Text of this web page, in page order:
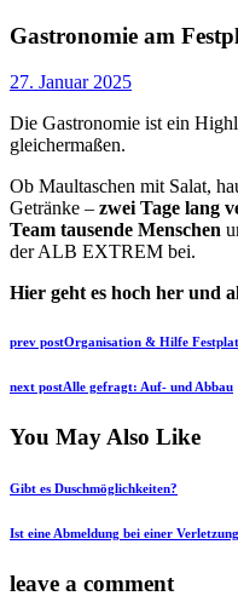
Gastronomie am
27. Januar 2025
Die Gastronomie ist ein
gleichermaßen.
Ob Maultaschen mit Salat,
Getränke – zwei Tage lang
Team tausende Menschen
der ALB EXTREM bei.
Hier geht es hoch her und
Previous
prev postOrganisation & Hilfe
Next
next postAlle gefragt: Auf- und Abbau
You May Also Like
Gibt es Duschmöglichkeiten?
Ist eine Abmeldung bei einer
leave a comment